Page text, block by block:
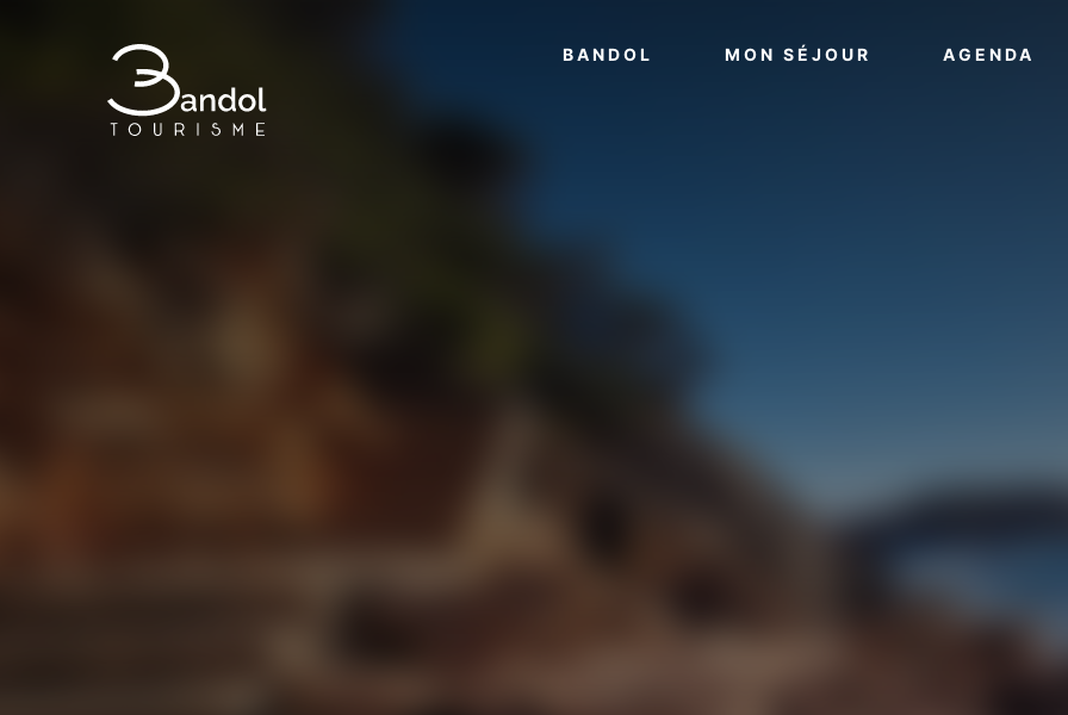
BANDOL VOIR PLUSMON SÉJOUR VOIR PLUSAGENDA